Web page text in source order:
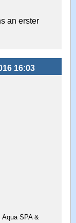
an erster
16:03
SPA &